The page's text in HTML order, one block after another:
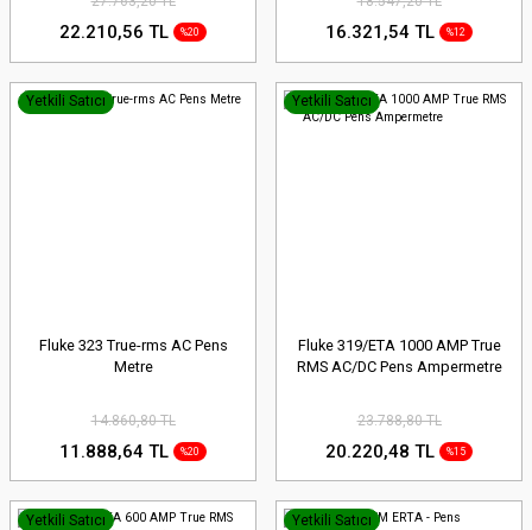
22.210,56 TL %20 16.321,54 TL %12
Yetkili Satıcı
Fluke 323 True-rms AC Pens
Metre
14.860,80 TL
11.888,64 TL %20
Yetkili Satıcı
Fluke 319/ETA 1000 AMP True
RMS AC/DC Pens Ampermetre
23.788,80 TL
20.220,48 TL %15
Yetkili Satıcı Yetkili Satıcı